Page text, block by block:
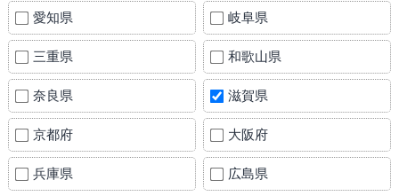
愛知県 岐阜県
三重県 和歌山県
奈良県 滋賀県
京都府 大阪府
兵庫県 広島県